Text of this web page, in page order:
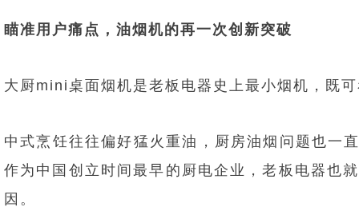
瞄准用户痛点，油烟机的再一次创新突破
大厨mini桌面烟机是老板电器史上最小烟机，既
中式烹饪往往偏好猛火重油，厨房油烟问题也一
作为中国创立时间最早的厨电企业，老板电器也
因。